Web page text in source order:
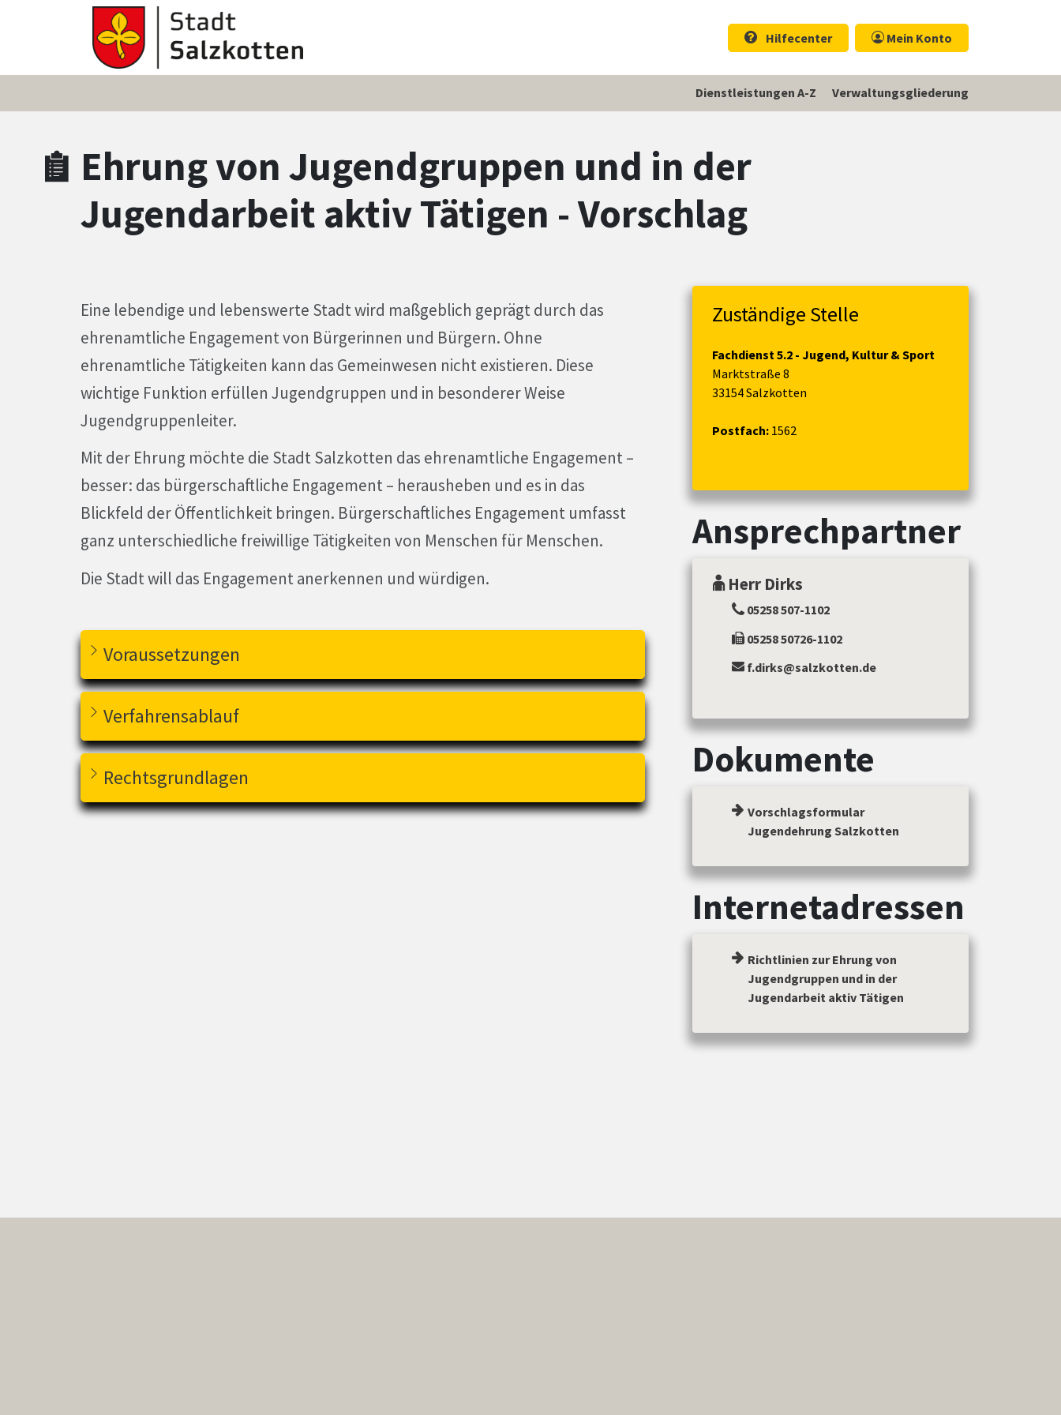
Zum Header
Zum Hauptinhalt
Zum Footer
Zum Hauptinhalt springen
Hilfecenter
Mein Konto
Dienstleistungen A-Z Verwaltungsgliederung
Ehrung von Jugendgruppen und in der
Jugendarbeit aktiv Tätigen - Vorschlag
Eine lebendige und lebenswerte Stadt wird maßgeblich geprägt durch das
ehrenamtliche Engagement von Bürgerinnen und Bürgern. Ohne
ehrenamtliche Tätigkeiten kann das Gemeinwesen nicht existieren. Diese
wichtige Funktion erfüllen Jugendgruppen und in besonderer Weise
Jugendgruppenleiter.
Mit der Ehrung möchte die Stadt Salzkotten das ehrenamtliche Engagement –
besser: das bürgerschaftliche Engagement – herausheben und es in das
Blickfeld der Öffentlichkeit bringen. Bürgerschaftliches Engagement umfasst
ganz unterschiedliche freiwillige Tätigkeiten von Menschen für Menschen.
Die Stadt will das Engagement anerkennen und würdigen.
Voraussetzungen
Verfahrensablauf
Rechtsgrundlagen
Zuständige Stelle
Fachdienst 5.2 - Jugend, Kultur & Sport
Marktstraße 8
33154 Salzkotten
Postfach: 1562
Ansprechpartner
Herr Dirks
05258 507-1102
05258 50726-1102
f.dirks@salzkotten.de
Dokumente
Vorschlagsformular
Jugendehrung Salzkotten
Internetadressen
Richtlinien zur Ehrung von
Jugendgruppen und in der
Jugendarbeit aktiv Tätigen